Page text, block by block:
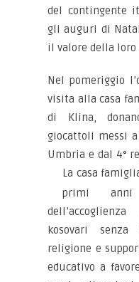
del contingente
gli auguri di
il valore della loro
Nel pomeriggio
visita alla casa
di Klina,
giocattoli messi
Umbria e dal 4°
La casa
primi
kosovari
religione e
educativo a